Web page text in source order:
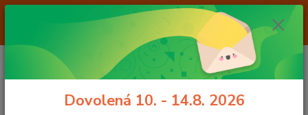
Od 7.8. do 14.8. 2026 máme z důvodu dovolené ZAVŘENO. Expedice
objednávek, přijatých v tomto období, proběhne v týdnu po 17.8.2026
Děkujeme za pochopení
CZK
+420 605 283 713
za0,00 Kč
Dovolená 10. - 14.8. 2026